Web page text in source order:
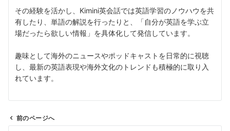
その経験を活かし、Kimini英会話では英語学習のノウハウを共
有したり、単語の解説を行ったりと、「自分が英語を学ぶ立
場だったら欲しい情報」を具体化して発信しています。
趣味として海外のニュースやポッドキャストを日常的に視聴
し、最新の英語表現や海外文化のトレンドも積極的に取り入
れています。
前のページへ